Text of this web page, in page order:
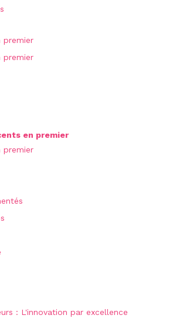
premier
premier
en premier
premier
: L'innovation par excellence